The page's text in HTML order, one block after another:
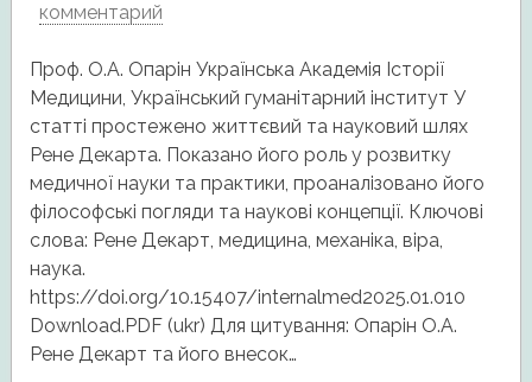
комментарий
Проф. О.А. Опарін Українська Академія Історії
Медицини, Український гуманітарний інститут У
статті простежено життєвий та науковий шлях
Рене Декарта. Показано його роль у розвитку
медичної науки та практики, проаналізовано його
філософські погляди та наукові концепції. Ключові
слова: Рене Декарт, медицина, механіка, віра,
наука.
https://doi.org/10.15407/internalmed2025.01.010
Download.PDF (ukr) Для цитування: Опарін О.А.
Рене Декарт та його внесок…